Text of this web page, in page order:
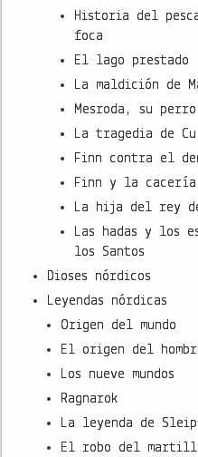
Historia del
foca
El lago prestado
La maldición de
Mesroda, su
La tragedia de
Finn contra el
Finn y la
La hija del rey
Las hadas y los
los Santos
Dioses nórdicos
Leyendas nórdicas
Origen del mundo
El origen del
Los nueve mundos
Ragnarok
La leyenda de
El robo del